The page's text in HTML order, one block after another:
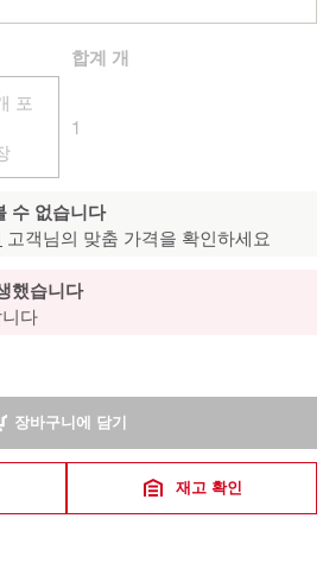
포
합계 개
1
수 없습니다
고객님의 맞춤 가격을 확인하세요
했습니다
다
장바구니에 담기
재고 확인